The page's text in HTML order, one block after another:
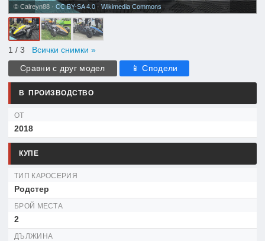
© Calreyn88 · CC BY-SA 4.0·Wikimedia Commons
1 / 3 Всички снимки »
Сравни с друг модел 📱 Сподели
В ПРОИЗВОДСТВО
ОТ
2018
КУПЕ
ТИП КАРОСЕРИЯ
Родстер
БРОЙ МЕСТА
2
ДЪЛЖИНА